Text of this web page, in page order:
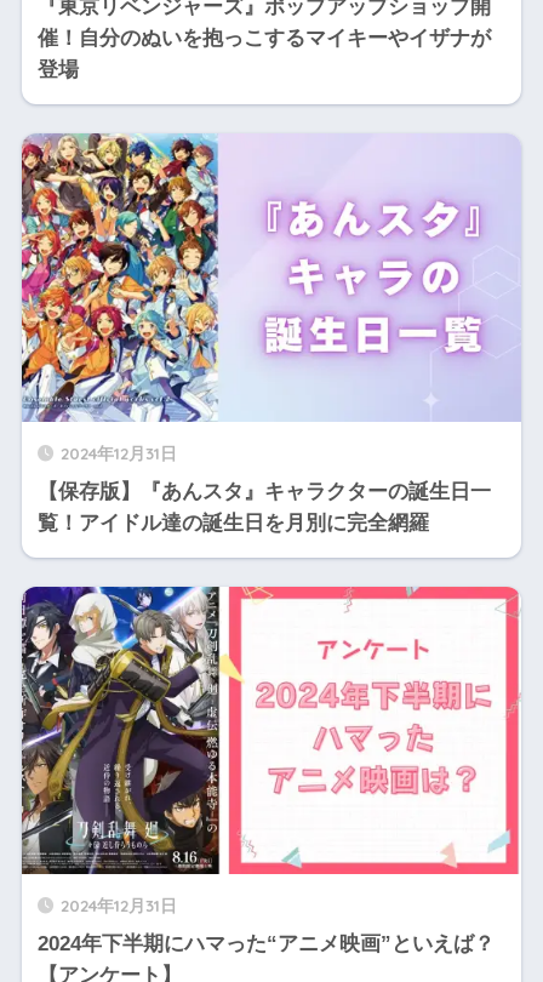
『東京リベンジャーズ』ポップアップショップ開
催！自分のぬいを抱っこするマイキーやイザナが
登場
2024年12月31日
【保存版】『あんスタ』キャラクターの誕生日一
覧！アイドル達の誕生日を月別に完全網羅
2024年12月31日
2024年下半期にハマった“アニメ映画”といえば？
【アンケート】